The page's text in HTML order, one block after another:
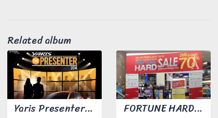
Related album
Yaris Presenter 2014 FORTUNE HARD SALE 2016